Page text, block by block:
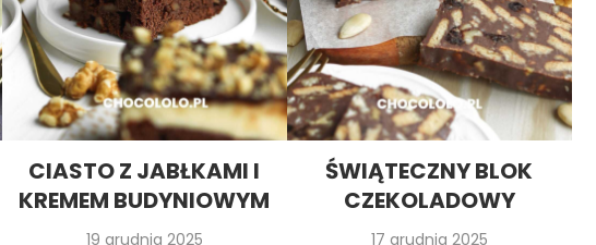
CIASTO Z JABŁKAMI I
KREMEM BUDYNIOWYM
19 grudnia 2025
ŚWIĄTECZNY BLOK
CZEKOLADOWY
17 grudnia 2025